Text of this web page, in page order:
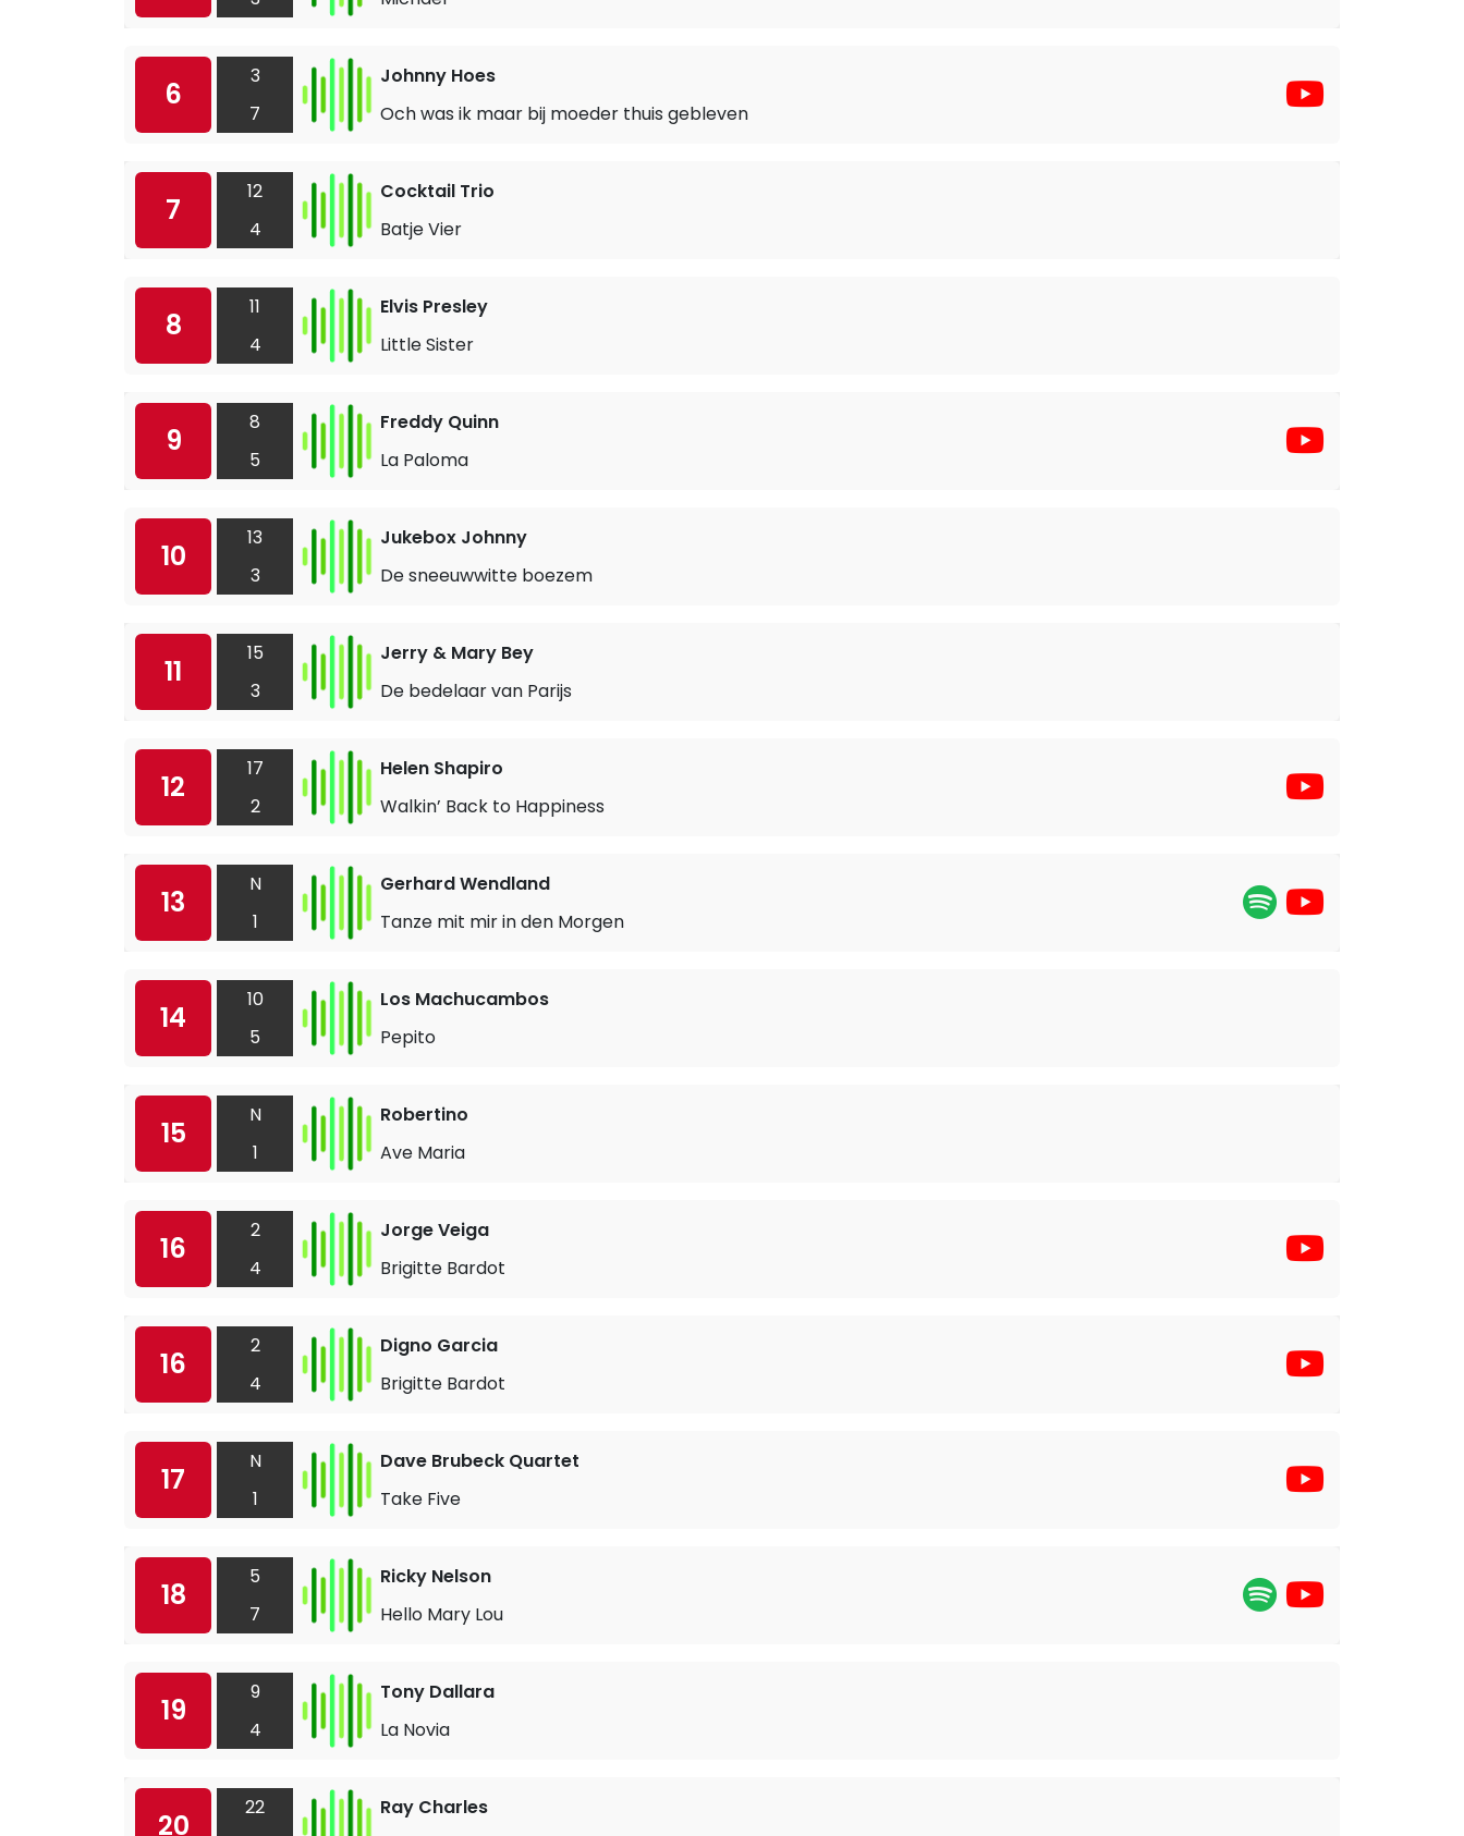
6
3
7
Johnny Hoes
Och was ik maar bij moeder thuis gebleven
7
12
4
Cocktail Trio
Batje Vier
8
11
4
Elvis Presley
Little Sister
9
8
5
Freddy Quinn
La Paloma
10
13
3
Jukebox Johnny
De sneeuwwitte boezem
11
15
3
Jerry & Mary Bey
De bedelaar van Parijs
12
17
2
Helen Shapiro
Walkin’ Back to Happiness
13
N
1
Gerhard Wendland
Tanze mit mir in den Morgen
14
10
5
Los Machucambos
Pepito
15
N
1
Robertino
Ave Maria
16
2
4
Jorge Veiga
Brigitte Bardot
16
2
4
Digno Garcia
Brigitte Bardot
17
N
1
Dave Brubeck Quartet
Take Five
18
5
7
Ricky Nelson
Hello Mary Lou
19
9
4
Tony Dallara
La Novia
20
22
Ray Charles